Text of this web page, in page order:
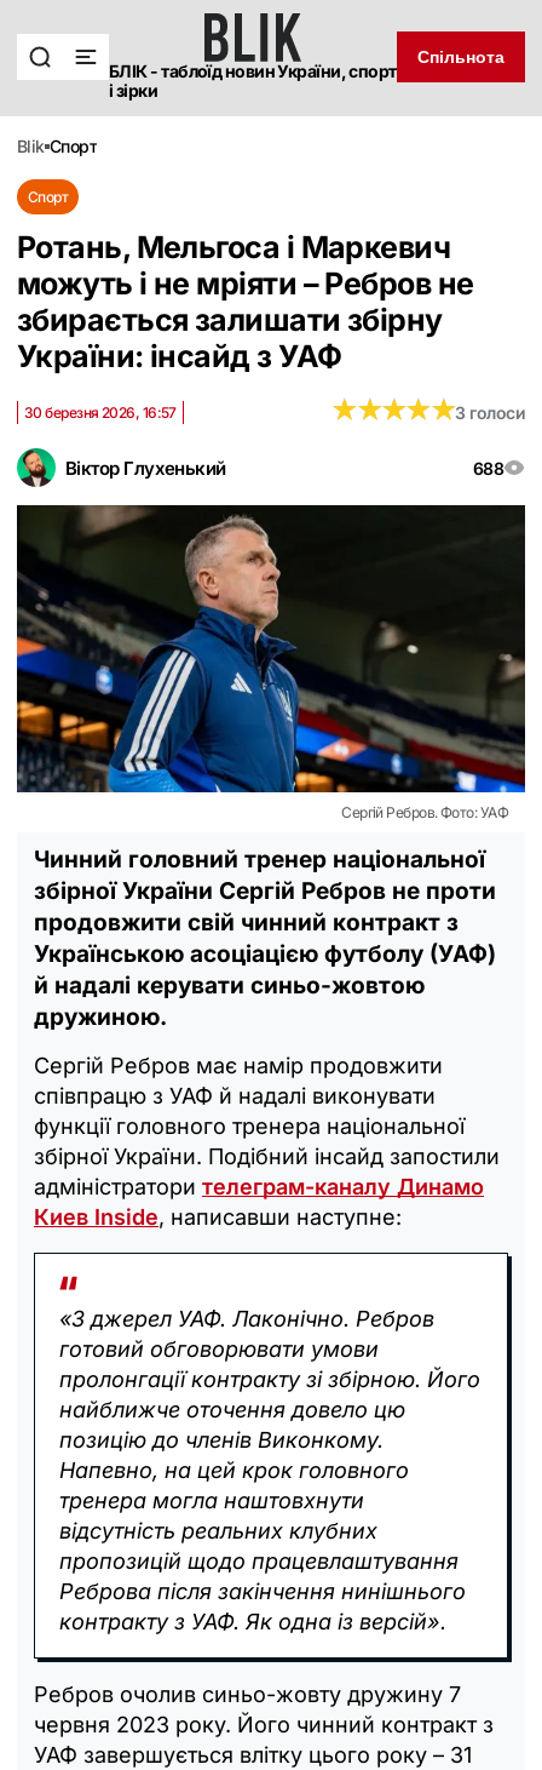
БЛІК - таблоїд новин України, спорт
і зірки
Спільнота
blik спорт
Спорт
Ротань, Мельгоса і Маркевич
можуть і не мріяти – Ребров не
збирається залишати збірну
України: інсайд з УАФ
Віктор Глухенький 688
30 березня 2026, 16:57 ★★★★★
★★★★★3 голоси
Сергій Ребров. Фото: УАФ
Чинний головний тренер національної
збірної України Сергій Ребров не проти
продовжити свій чинний контракт з
Українською асоціацією футболу (УАФ)
й надалі керувати синьо-жовтою
дружиною.
Сергій Ребров має намір продовжити
співпрацю з УАФ й надалі виконувати
функції головного тренера національної
збірної України. Подібний інсайд запостили
адміністратори телеграм-каналу Динамо
Киев Inside, написавши наступне:
«З джерел УАФ. Лаконічно. Ребров
готовий обговорювати умови
пролонгації контракту зі збірною. Його
найближче оточення довело цю
позицію до членів Виконкому.
Напевно, на цей крок головного
тренера могла наштовхнути
відсутність реальних клубних
пропозицій щодо працевлаштування
Реброва після закінчення нинішнього
контракту з УАФ. Як одна із версій».
Ребров очолив синьо-жовту дружину 7
червня 2023 року. Його чинний контракт з
УАФ завершується влітку цього року – 31